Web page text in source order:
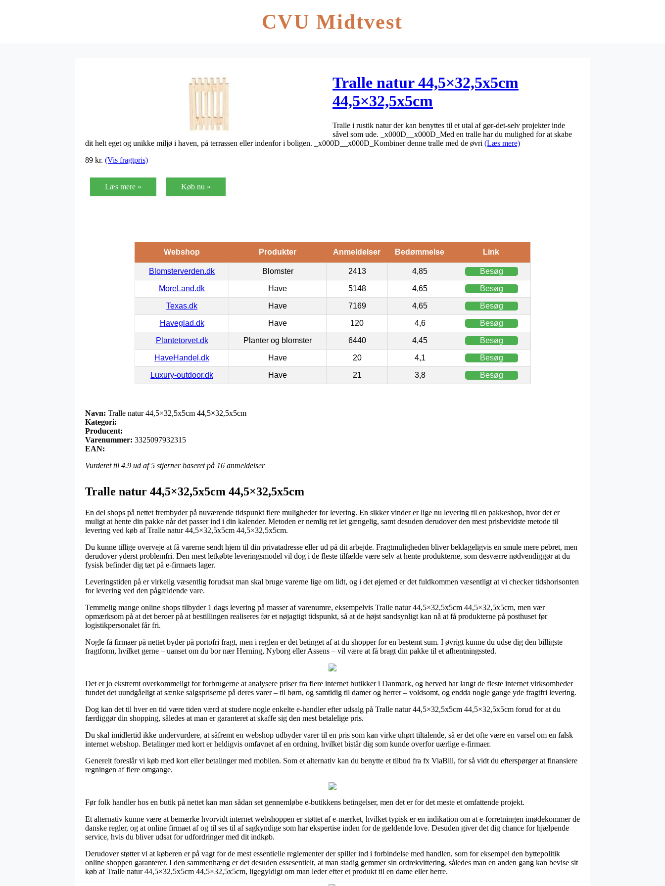
CVU Midtvest
Tralle natur 44,5×32,5x5cm
44,5×32,5x5cm
Tralle i rustik natur der kan benyttes til et utal af gør-det-selv projekter inde
såvel som ude. _x000D__x000D_Med en tralle har du mulighed for at skabe
dit helt eget og unikke miljø i haven, på terrassen eller indenfor i boligen. _x000D__x000D_Kombiner denne tralle med de øvri (Læs mere)
89 kr. (Vis fragtpris)
Læs mere » Køb nu »
Webshop Produkter Anmeldelser Bedømmelse Link
Blomsterverden.dk Blomster 2413 4,85 Besøg
MoreLand.dk Have 5148 4,65 Besøg
Texas.dk Have 7169 4,65 Besøg
Haveglad.dk Have 120 4,6 Besøg
Plantetorvet.dk Planter og blomster 6440 4,45 Besøg
HaveHandel.dk Have 20 4,1 Besøg
Luxury-outdoor.dk Have 21 3,8 Besøg
Navn: Tralle natur 44,5×32,5x5cm 44,5×32,5x5cm
Kategori:
Producent:
Varenummer: 3325097932315
EAN:
Vurderet til 4.9 ud af 5 stjerner baseret på 16 anmeldelser
Tralle natur 44,5×32,5x5cm 44,5×32,5x5cm
En del shops på nettet frembyder på nuværende tidspunkt flere muligheder for levering. En sikker vinder er lige nu levering til en pakkeshop, hvor det er
muligt at hente din pakke når det passer ind i din kalender. Metoden er nemlig ret let gængelig, samt desuden derudover den mest prisbevidste metode til
levering ved køb af Tralle natur 44,5×32,5x5cm 44,5×32,5x5cm.
Du kunne tillige overveje at få varerne sendt hjem til din privatadresse eller ud på dit arbejde. Fragtmuligheden bliver beklageligvis en smule mere pebret, men
derudover yderst problemfri. Den mest letkøbte leveringsmodel vil dog i de fleste tilfælde være selv at hente produkterne, som desværre nødvendiggør at du
fysisk befinder dig tæt på e-firmaets lager.
Leveringstiden på er virkelig væsentlig forudsat man skal bruge varerne lige om lidt, og i det øjemed er det fuldkommen væsentligt at vi checker tidshorisonten
for levering ved den pågældende vare.
Temmelig mange online shops tilbyder 1 dags levering på masser af varenumre, eksempelvis Tralle natur 44,5×32,5x5cm 44,5×32,5x5cm, men vær
opmærksom på at det beroer på at bestillingen realiseres før et nøjagtigt tidspunkt, så at de højst sandsynligt kan nå at få produkterne på posthuset før
logistikpersonalet får fri.
Nogle få firmaer på nettet byder på portofri fragt, men i reglen er det betinget af at du shopper for en bestemt sum. I øvrigt kunne du udse dig den billigste
fragtform, hvilket gerne – uanset om du bor nær Herning, Nyborg eller Assens – vil være at få bragt din pakke til et afhentningssted.
Det er jo ekstremt overkommeligt for forbrugerne at analysere priser fra flere internet butikker i Danmark, og herved har langt de fleste internet virksomheder
fundet det uundgåeligt at sænke salgspriserne på deres varer – til børn, og samtidig til damer og herrer – voldsomt, og endda nogle gange yde fragtfri levering.
Dog kan det til hver en tid være tiden værd at studere nogle enkelte e-handler efter udsalg på Tralle natur 44,5×32,5x5cm 44,5×32,5x5cm forud for at du
færdiggør din shopping, således at man er garanteret at skaffe sig den mest betalelige pris.
Du skal imidlertid ikke undervurdere, at såfremt en webshop udbyder varer til en pris som kan virke uhørt tiltalende, så er det ofte være en varsel om en falsk
internet webshop. Betalinger med kort er heldigvis omfavnet af en ordning, hvilket bistår dig som kunde overfor uærlige e-firmaer.
Generelt foreslår vi køb med kort eller betalinger med mobilen. Som et alternativ kan du benytte et tilbud fra fx ViaBill, for så vidt du efterspørger at finansiere
regningen af flere omgange.
Før folk handler hos en butik på nettet kan man sådan set gennemløbe e-butikkens betingelser, men det er for det meste et omfattende projekt.
Et alternativ kunne være at bemærke hvorvidt internet webshoppen er støttet af e-mærket, hvilket typisk er en indikation om at e-forretningen imødekommer de
danske regler, og at online firmaet af og til ses til af sagkyndige som har ekspertise inden for de gældende love. Desuden giver det dig chance for hjælpende
service, hvis du bliver udsat for udfordringer med dit indkøb.
Derudover støtter vi at køberen er på vagt for de mest essentielle reglementer der spiller ind i forbindelse med handlen, som for eksempel den byttepolitik
online shoppen garanterer. I den sammenhæng er det desuden essesentielt, at man stadig gemmer sin ordrekvittering, således man en anden gang kan bevise sit
køb af Tralle natur 44,5×32,5x5cm 44,5×32,5x5cm, ligegyldigt om man leder efter et produkt til en dame eller herre.